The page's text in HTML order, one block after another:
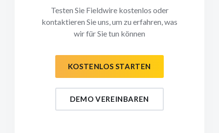
Testen Sie Fieldwire kostenlos oder
kontaktieren Sie uns, um zu erfahren, was
wir für Sie tun können
KOSTENLOS STARTEN
DEMO VEREINBAREN